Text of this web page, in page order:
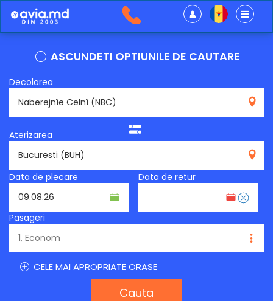
ASCUNDETI OPTIUNILE DE CAUTARE
Decolarea
Aterizarea
Data de plecare
Data de retur
Pasageri
CELE MAI APROPRIATE ORASE
Cauta